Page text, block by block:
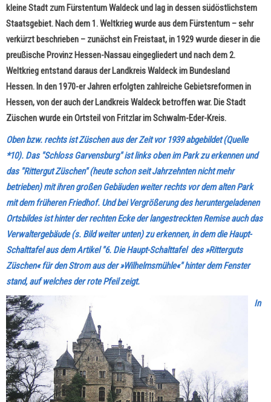
kleine Stadt zum Fürstentum Waldeck und lag in dessen südöstlichstem
Staatsgebiet. Nach dem 1. Weltkrieg wurde aus dem Fürstentum – sehr
verkürzt beschrieben – zunächst ein Freistaat, in 1929 wurde dieser in die
preußische Provinz Hessen-Nassau eingegliedert und nach dem 2.
Weltkrieg entstand daraus der Landkreis Waldeck im Bundesland
Hessen. In den 1970-er Jahren erfolgten zahlreiche Gebietsreformen in
Hessen, von der auch der Landkreis Waldeck betroffen war. Die Stadt
Züschen wurde ein Ortsteil von Fritzlar im Schwalm-Eder-Kreis.
Oben bzw. rechts ist Züschen aus der Zeit vor 1939 abgebildet (Quelle
*10). Das "Schloss Garvensburg" ist links oben im Park zu erkennen und
das "Rittergut Züschen" (heute schon seit Jahrzehnten nicht mehr
betrieben) mit ihren großen Gebäuden weiter rechts vor dem alten Park
mit dem früheren Friedhof. Und bei Vergrößerung des heruntergeladenen
Ortsbildes ist hinter der rechten Ecke der langestreckten Remise auch das
Verwaltergebäude (s. Bild weiter unten) zu erkennen, in dem die Haupt-
Schalttafel aus dem Artikel "6. Die Haupt-Schalttafel des »Ritterguts
Züschen« für den Strom aus der »Wilhelmsmühle«" hinter dem Fenster
stand, auf welches der rote Pfeil zeigt.
In